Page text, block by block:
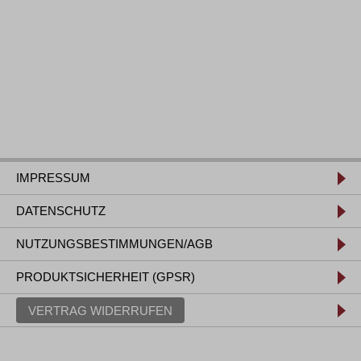
IMPRESSUM
DATENSCHUTZ
NUTZUNGSBESTIMMUNGEN/AGB
PRODUKTSICHERHEIT (GPSR)
VERTRAG WIDERRUFEN